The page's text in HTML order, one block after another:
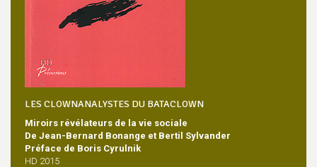
LES CLOWNANALYSTES DU BATACLOWN
Miroirs révélateurs de la vie sociale
De Jean-Bernard Bonange et Bertil Sylvander
Préface de Boris Cyrulnik
HD 2015